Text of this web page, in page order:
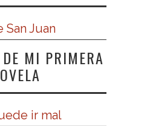
MI PRIMERA